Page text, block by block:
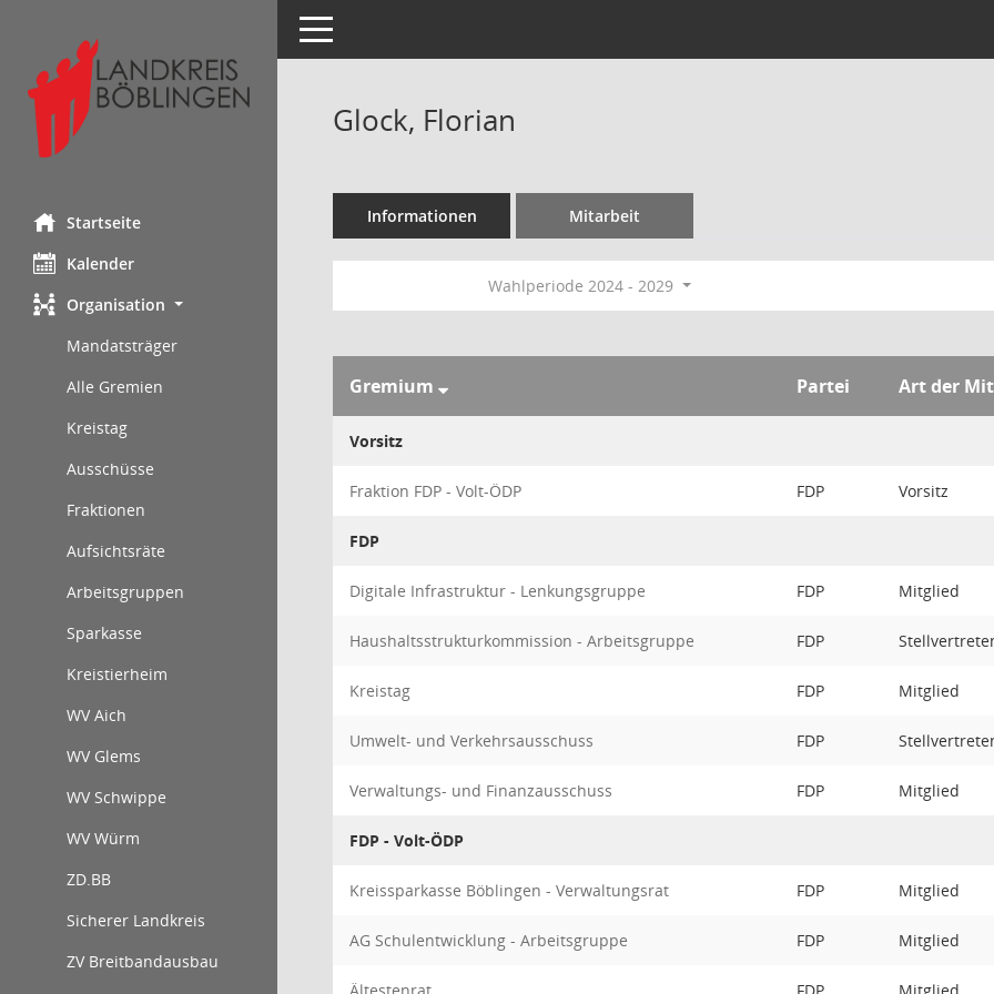
Startseite
Kalender
Organisation
Mandatsträger
Alle Gremien
Kreistag
Ausschüsse
Fraktionen
Aufsichtsräte
Arbeitsgruppen
Sparkasse
Kreistierheim
WV Aich
WV Glems
WV Schwippe
WV Würm
ZD.BB
Sicherer Landkreis
ZV Breitbandausbau
Toggle navigation
Glock, Florian
Informationen Mitarbeit
Wahlperiode 2024 - 2029
Gremium Partei Art der
Vorsitz
Fraktion FDP - Volt-ÖDP FDP Vorsitz
FDP
Digitale Infrastruktur - Lenkungsgruppe FDP Mitglied
Haushaltsstrukturkommission - Arbeitsgruppe FDP
Kreistag FDP Mitglied
Umwelt- und Verkehrsausschuss FDP
Verwaltungs- und Finanzausschuss FDP Mitglied
FDP - Volt-ÖDP
Kreissparkasse Böblingen - Verwaltungsrat FDP Mitglied
AG Schulentwicklung - Arbeitsgruppe FDP Mitglied